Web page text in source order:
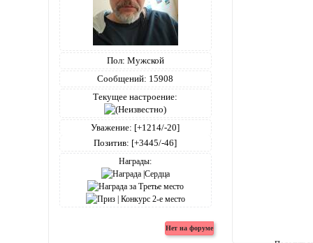
Пол: Мужской
Сообщений: 15908
Текущее настроение:
Уважение: [+1214/-20]
Позитив: [+3445/-46]
Награды: